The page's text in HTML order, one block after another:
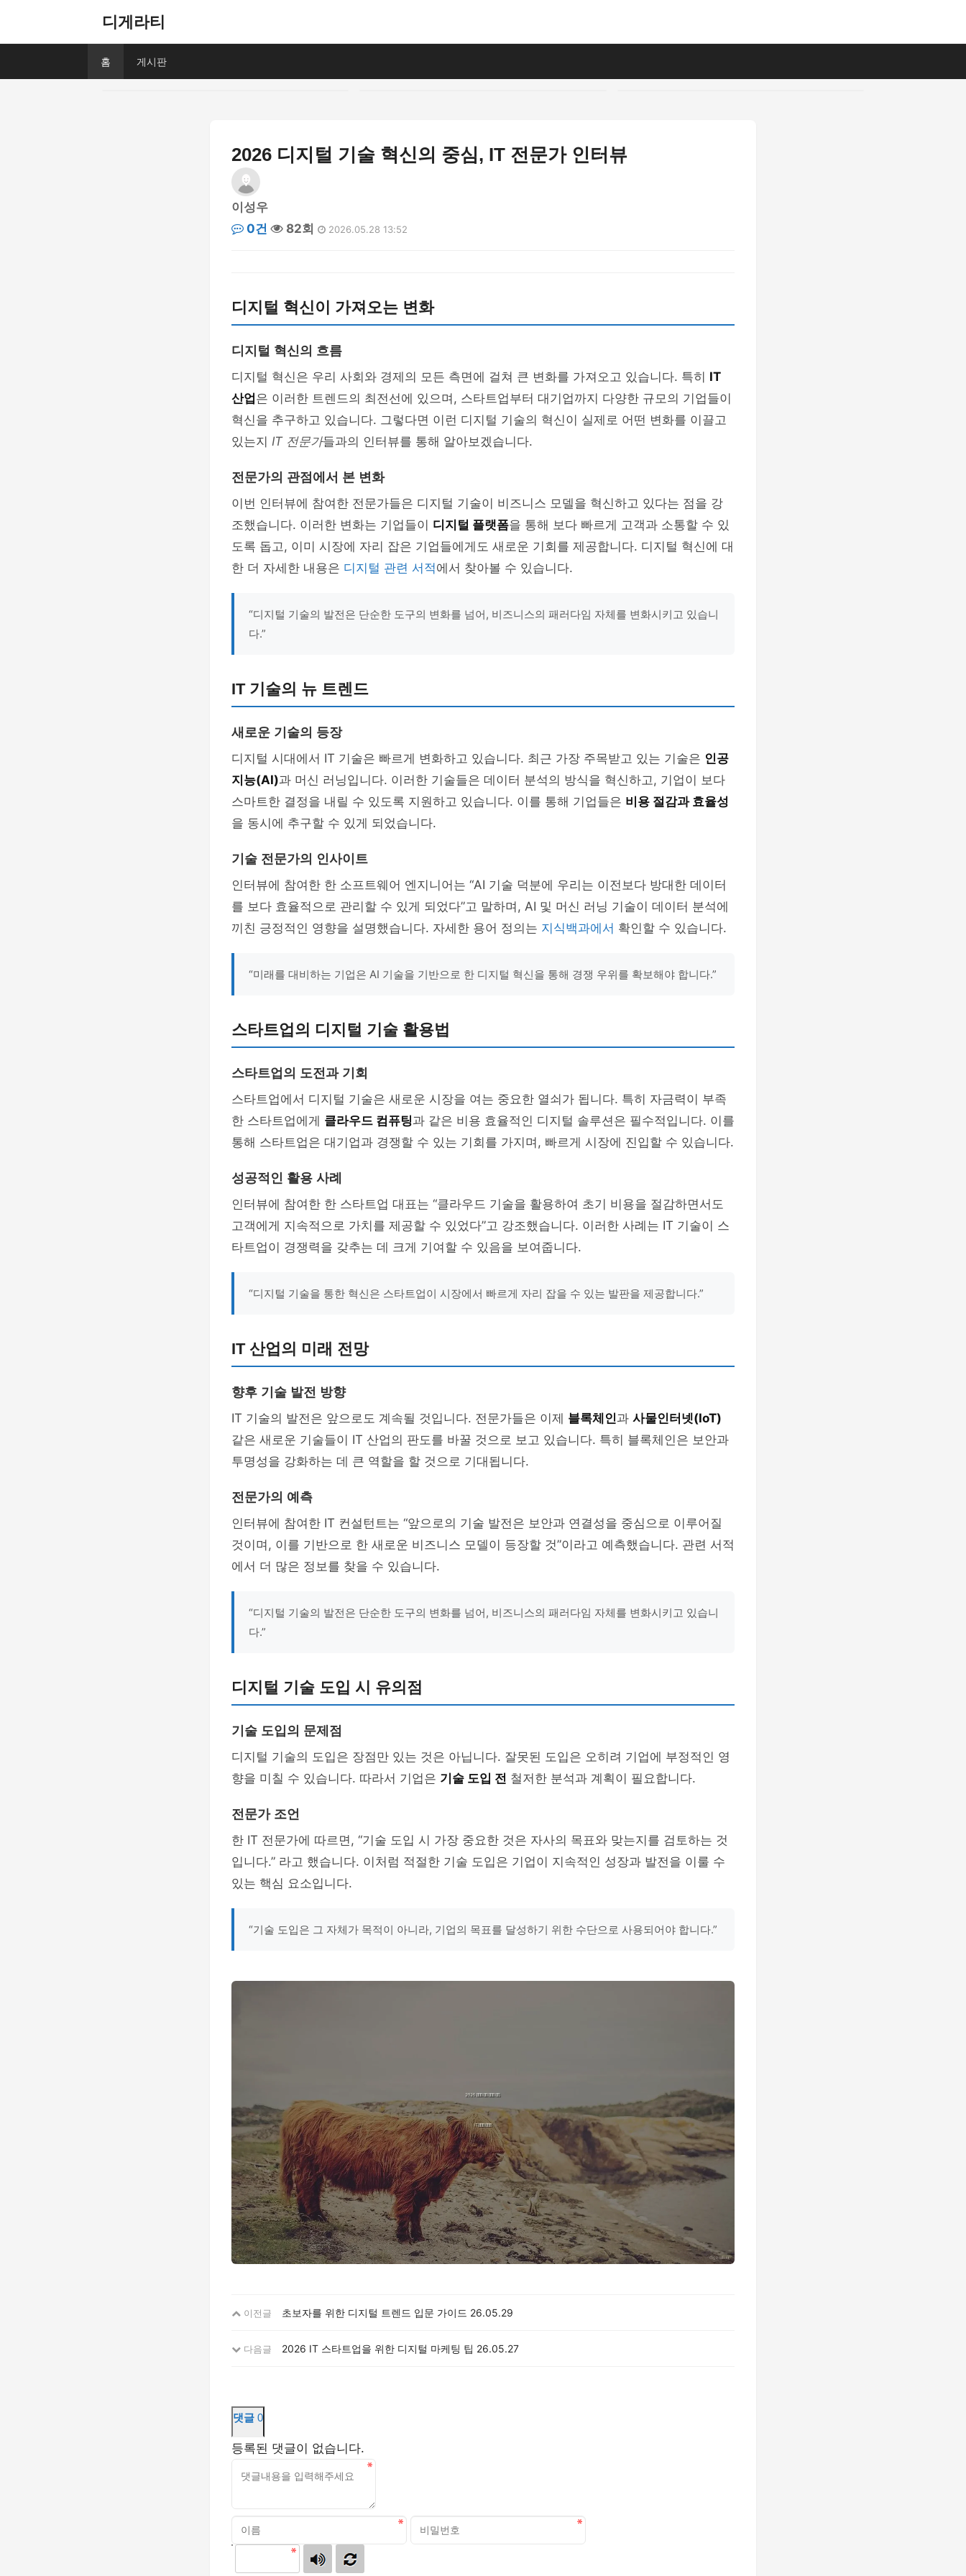
디게라티
홈 게시판
2026 디지털 기술 혁신의 중심, IT 전문가 인터뷰
이성우
0건
82회 2026.05.28 13:52
디지털 혁신이 가져오는 변화
디지털 혁신의 흐름
디지털 혁신은 우리 사회와 경제의 모든 측면에 걸쳐 큰 변화를 가져오고 있습니다. 특히 IT
산업 은 이러한 트렌드의 최전선에 있으며, 스타트업부터 대기업까지 다양한 규모의 기업들이
혁신을 추구하고 있습니다. 그렇다면 이런 디지털 기술의 혁신이 실제로 어떤 변화를 이끌고
있는지 IT 전문가들과의 인터뷰를 통해 알아보겠습니다.
전문가의 관점에서 본 변화
이번 인터뷰에 참여한 전문가들은 디지털 기술이 비즈니스 모델을 혁신하고 있다는 점을 강
조했습니다. 이러한 변화는 기업들이 디지털 플랫폼을 통해 보다 빠르게 고객과 소통할 수 있
도록 돕고, 이미 시장에 자리 잡은 기업들에게도 새로운 기회를 제공합니다. 디지털 혁신에 대
한 더 자세한 내용은 디지털 관련 서적에서 찾아볼 수 있습니다.
“디지털 기술의 발전은 단순한 도구의 변화를 넘어, 비즈니스의 패러다임 자체를 변화시키고 있습니
다.”
IT 기술의 뉴 트렌드
새로운 기술의 등장
디지털 시대에서 IT 기술은 빠르게 변화하고 있습니다. 최근 가장 주목받고 있는 기술은 인공
지능(AI)과 머신 러닝입니다. 이러한 기술들은 데이터 분석의 방식을 혁신하고, 기업이 보다
스마트한 결정을 내릴 수 있도록 지원하고 있습니다. 이를 통해 기업들은 비용 절감과 효율성
을 동시에 추구할 수 있게 되었습니다.
기술 전문가의 인사이트
인터뷰에 참여한 한 소프트웨어 엔지니어는 “AI 기술 덕분에 우리는 이전보다 방대한 데이터
를 보다 효율적으로 관리할 수 있게 되었다”고 말하며, AI 및 머신 러닝 기술이 데이터 분석에
끼친 긍정적인 영향을 설명했습니다. 자세한 용어 정의는 지식백과에서 확인할 수 있습니다.
“미래를 대비하는 기업은 AI 기술을 기반으로 한 디지털 혁신을 통해 경쟁 우위를 확보해야 합니다.”
스타트업의 디지털 기술 활용법
스타트업의 도전과 기회
스타트업에서 디지털 기술은 새로운 시장을 여는 중요한 열쇠가 됩니다. 특히 자금력이 부족
한 스타트업에게 클라우드 컴퓨팅과 같은 비용 효율적인 디지털 솔루션은 필수적입니다. 이를
통해 스타트업은 대기업과 경쟁할 수 있는 기회를 가지며, 빠르게 시장에 진입할 수 있습니다.
성공적인 활용 사례
인터뷰에 참여한 한 스타트업 대표는 “클라우드 기술을 활용하여 초기 비용을 절감하면서도
고객에게 지속적으로 가치를 제공할 수 있었다”고 강조했습니다. 이러한 사례는 IT 기술이 스
타트업이 경쟁력을 갖추는 데 크게 기여할 수 있음을 보여줍니다.
“디지털 기술을 통한 혁신은 스타트업이 시장에서 빠르게 자리 잡을 수 있는 발판을 제공합니다.”
IT 산업의 미래 전망
향후 기술 발전 방향
IT 기술의 발전은 앞으로도 계속될 것입니다. 전문가들은 이제 블록체인과 사물인터넷(IoT)
같은 새로운 기술들이 IT 산업의 판도를 바꿀 것으로 보고 있습니다. 특히 블록체인은 보안과
투명성을 강화하는 데 큰 역할을 할 것으로 기대됩니다.
전문가의 예측
인터뷰에 참여한 IT 컨설턴트는 “앞으로의 기술 발전은 보안과 연결성을 중심으로 이루어질
것이며, 이를 기반으로 한 새로운 비즈니스 모델이 등장할 것”이라고 예측했습니다. 관련 서적
에서 더 많은 정보를 찾을 수 있습니다.
“디지털 기술의 발전은 단순한 도구의 변화를 넘어, 비즈니스의 패러다임 자체를 변화시키고 있습니
다.”
디지털 기술 도입 시 유의점
기술 도입의 문제점
디지털 기술의 도입은 장점만 있는 것은 아닙니다. 잘못된 도입은 오히려 기업에 부정적인 영
향을 미칠 수 있습니다. 따라서 기업은 기술 도입 전 철저한 분석과 계획이 필요합니다.
전문가 조언
한 IT 전문가에 따르면, “기술 도입 시 가장 중요한 것은 자사의 목표와 맞는지를 검토하는 것
입니다.” 라고 했습니다. 이처럼 적절한 기술 도입은 기업이 지속적인 성장과 발전을 이룰 수
있는 핵심 요소입니다.
“기술 도입은 그 자체가 목적이 아니라, 기업의 목표를 달성하기 위한 수단으로 사용되어야 합니다.”
이전글 초보자를 위한 디지털 트렌드 입문 가이드 26.05.29
다음글 2026 IT 스타트업을 위한 디지털 마케팅 팁 26.05.27
댓글 0
등록된 댓글이 없습니다.